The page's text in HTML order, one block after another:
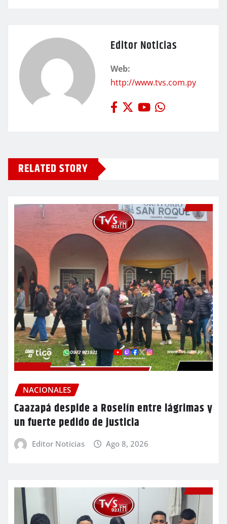
Editor Noticias
Web:
http://www.tvs.com.py
RELATED STORY
NACIONALES
Caazapá despide a Roselín entre lágrimas y
un fuerte pedido de justicia
Editor Noticias Ago 8, 2026